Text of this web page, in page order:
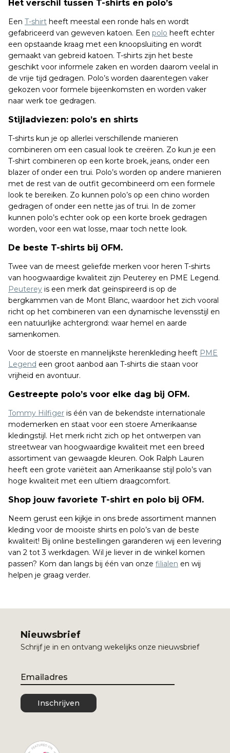
Het verschil tussen T-shirts en polo’s
Een T-shirt heeft meestal een ronde hals en wordt
gefabriceerd van geweven katoen. Een polo heeft echter
een opstaande kraag met een knoopsluiting en wordt
gemaakt van gebreid katoen. T-shirts zijn het beste
geschikt voor informele zaken en worden daarom veelal in
de vrije tijd gedragen. Polo’s worden daarentegen vaker
gekozen voor formele bijeenkomsten en worden vaker
naar werk toe gedragen.
Stijladviezen: polo’s en shirts
T-shirts kun je op allerlei verschillende manieren
combineren om een casual look te creëren. Zo kun je een
T-shirt combineren op een korte broek, jeans, onder een
blazer of onder een trui. Polo’s worden op andere manieren
met de rest van de outfit gecombineerd om een formele
look te bereiken. Zo kunnen polo’s op een chino worden
gedragen of onder een nette jas of trui. In de zomer
kunnen polo’s echter ook op een korte broek gedragen
worden, voor een wat losse, maar toch nette look.
De beste T-shirts bij OFM.
Twee van de meest geliefde merken voor heren T-shirts
van hoogwaardige kwaliteit zijn Peuterey en PME Legend.
Peuterey is een merk dat geïnspireerd is op de
bergkammen van de Mont Blanc, waardoor het zich vooral
richt op het combineren van een dynamische levensstijl en
een natuurlijke achtergrond: waar hemel en aarde
samenkomen.
Voor de stoerste en mannelijkste herenkleding heeft PME
Legend een groot aanbod aan T-shirts die staan voor
vrijheid en avontuur.
Gestreepte polo’s voor elke dag bij OFM.
Tommy Hilfiger is één van de bekendste internationale
modemerken en staat voor een stoere Amerikaanse
kledingstijl. Het merk richt zich op het ontwerpen van
streetwear van hoogwaardige kwaliteit met een breed
assortiment van gewaagde kleuren. Ook Ralph Lauren
heeft een grote variëteit aan Amerikaanse stijl polo’s van
hoge kwaliteit met een ultiem draagcomfort.
Shop jouw favoriete T-shirt en polo bij OFM.
Neem gerust een kijkje in ons brede assortiment mannen
kleding voor de mooiste shirts en polo’s van de beste
kwaliteit! Bij online bestellingen garanderen wij een levering
van 2 tot 3 werkdagen. Wil je liever in de winkel komen
passen? Kom dan langs bij één van onze filialen en wij
helpen je graag verder.
Nieuwsbrief
Schrijf je in en ontvang wekelijks onze nieuwsbrief
Email
Inschrijven